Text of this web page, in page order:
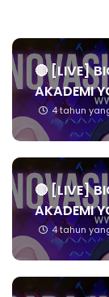
🔴 [LIVE]
AKADEMI
4 tahun
🔴 [LIVE]
AKADEMI
4 tahun